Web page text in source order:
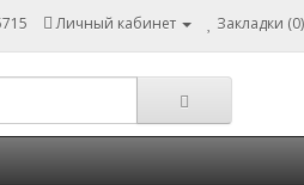
Личный кабинет Закладки (0)